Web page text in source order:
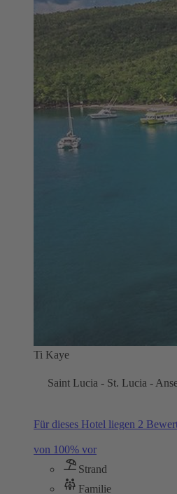
Ti Kaye
Saint Lucia - St. Lucia -
Für dieses Hotel liegen 2
von 100% vor
Strand
Familie